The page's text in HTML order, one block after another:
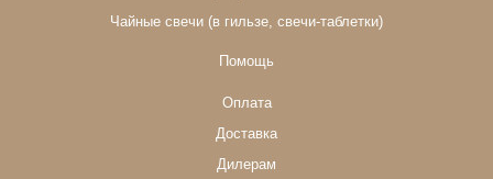
Чайные свечи (в гильзе, свечи-таблетки)
Помощь
Оплата
Доставка
Дилерам